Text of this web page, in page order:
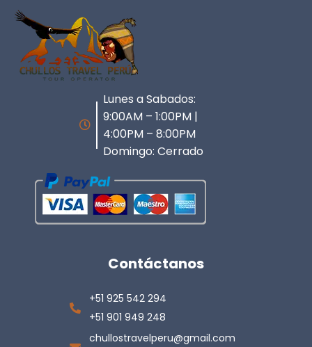
Lunes a Sabados:
9:00AM – 1:00PM |
4:00PM – 8:00PM
Domingo: Cerrado
Contáctanos
+51 925 542 294
+51 901 949 248
chullostravelperu@gmail.com